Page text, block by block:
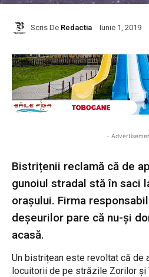
Scris De Redactia Iunie 1, 2019
-
Bistrițenii reclamă că de
gunoiul stradal stă în saci
oraşului. Firma
deșeurilor pare că nu-și
acasă.
Un bistrițean este revoltat că de
locuitorii de pe străzile Zorilor și